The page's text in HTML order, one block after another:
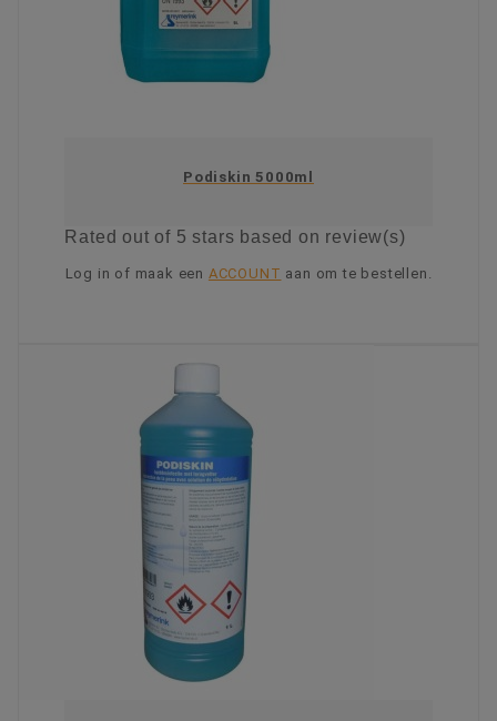
Podiskin 5000ml
Ratedout of 5 stars based on review(s)
Log in of maak een ACCOUNT aan om te bestellen.